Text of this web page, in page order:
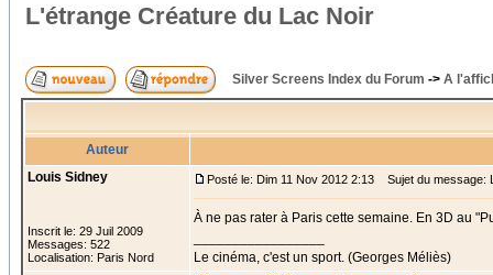
L'étrange Créature du Lac Noir
Silver Screens Index du Forum -> A
Auteur
Louis Sidney
Inscrit le: 29 Juil 2009
Messages: 522
Localisation: Paris Nord
Posté le: Dim 11 Nov 2012 2:13 Sujet du message:
À ne pas rater à Paris cette semaine. En 3D au
Le cinéma, c'est un sport. (Georges Méliès)